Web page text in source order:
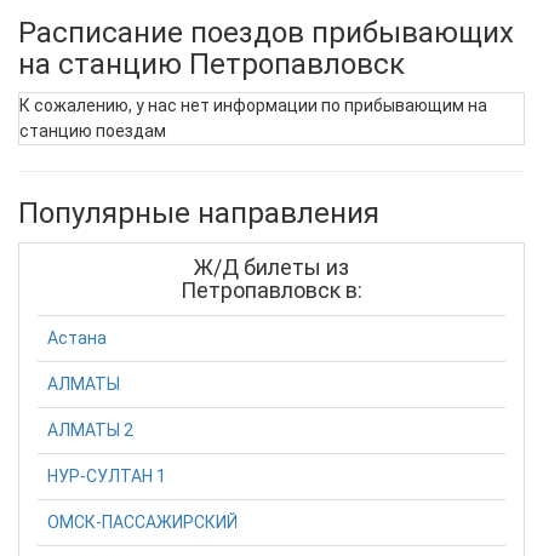
Расписание поездов прибывающих
на станцию Петропавловск
К сожалению, у нас нет информации по прибывающим на
станцию поездам
Популярные направления
Ж/Д билеты из
Петропавловск в:
Астана
АЛМАТЫ
АЛМАТЫ 2
НУР-СУЛТАН 1
ОМСК-ПАССАЖИРСКИЙ